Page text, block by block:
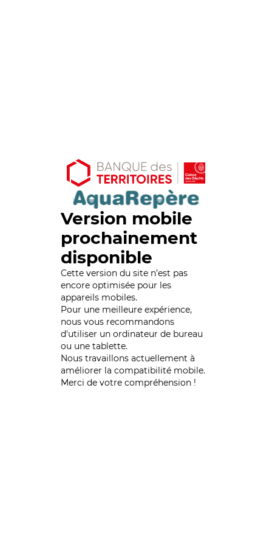
Version mobile
prochainement
disponible
Cette version du site n’est pas
encore optimisée pour les
appareils mobiles.
Pour une meilleure expérience,
nous vous recommandons
d'utiliser un ordinateur de bureau
ou une tablette.
Nous travaillons actuellement à
améliorer la compatibilité mobile.
Merci de votre compréhension !